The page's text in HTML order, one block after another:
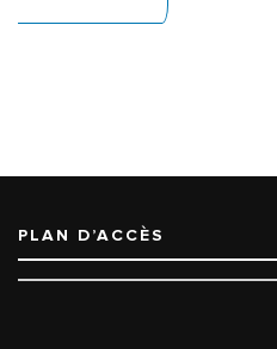
PLAN D’ACCÈS